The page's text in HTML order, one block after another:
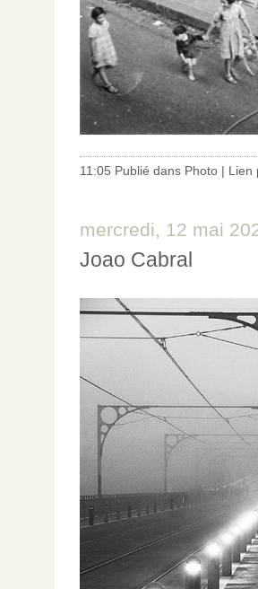
11:05 Publié dans Photo | Lien
mercredi, 12 mai
Joao Cabral